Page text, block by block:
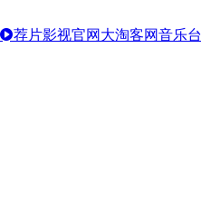
荐片影视官网 大淘客网音乐台